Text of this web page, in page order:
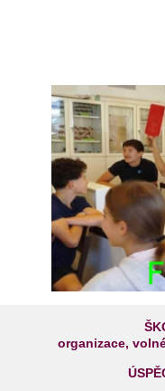
organizace,